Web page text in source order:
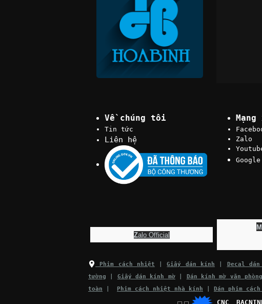
Về chúng tôi
Tin tức
Liên hệ
Zalo
Zalo Official
Phim cách nhiệt |Giấy dán kính Decal
tường
Giấy dán kính mờ Dán kính mờ văn phòng
toàn
Phim cách nhiệt nhà kính Dán phim
CNC